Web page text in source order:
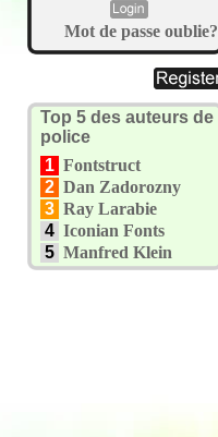
Mot de passe oublie?
Top 5 des auteurs de
police
1 Fontstruct
2 Dan Zadorozny
3 Ray Larabie
4 Iconian Fonts
5 Manfred Klein